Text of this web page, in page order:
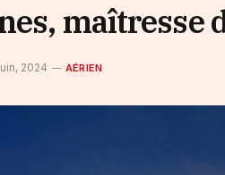
maîtresse
2024 AÉRIEN